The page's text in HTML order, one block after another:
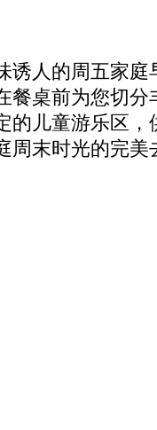
人的周五家庭
桌前为您切分
儿童游乐区，
末时光的完美